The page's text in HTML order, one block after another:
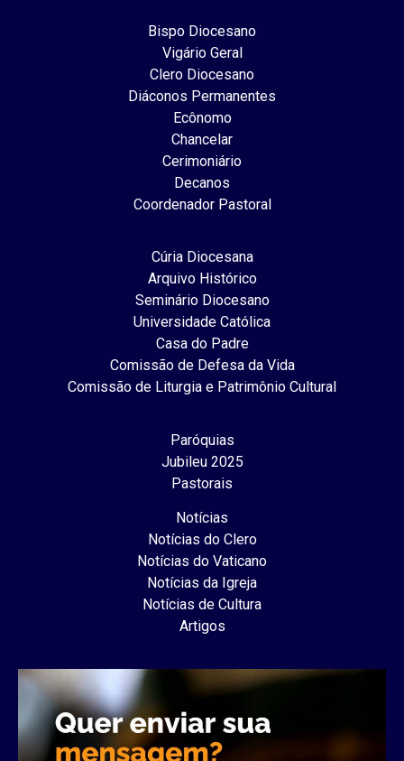
Bispo Diocesano
Vigário Geral
Clero Diocesano
Diáconos Permanentes
Ecônomo
Chancelar
Cerimoniário
Decanos
Coordenador Pastoral
Cúria Diocesana
Arquivo Histórico
Seminário Diocesano
Universidade Católica
Casa do Padre
Comissão de Defesa da Vida
Comissão de Liturgia e Patrimônio Cultural
Paróquias
Jubileu 2025
Pastorais
Notícias
Notícias do Clero
Notícias do Vaticano
Notícias da Igreja
Notícias de Cultura
Artigos